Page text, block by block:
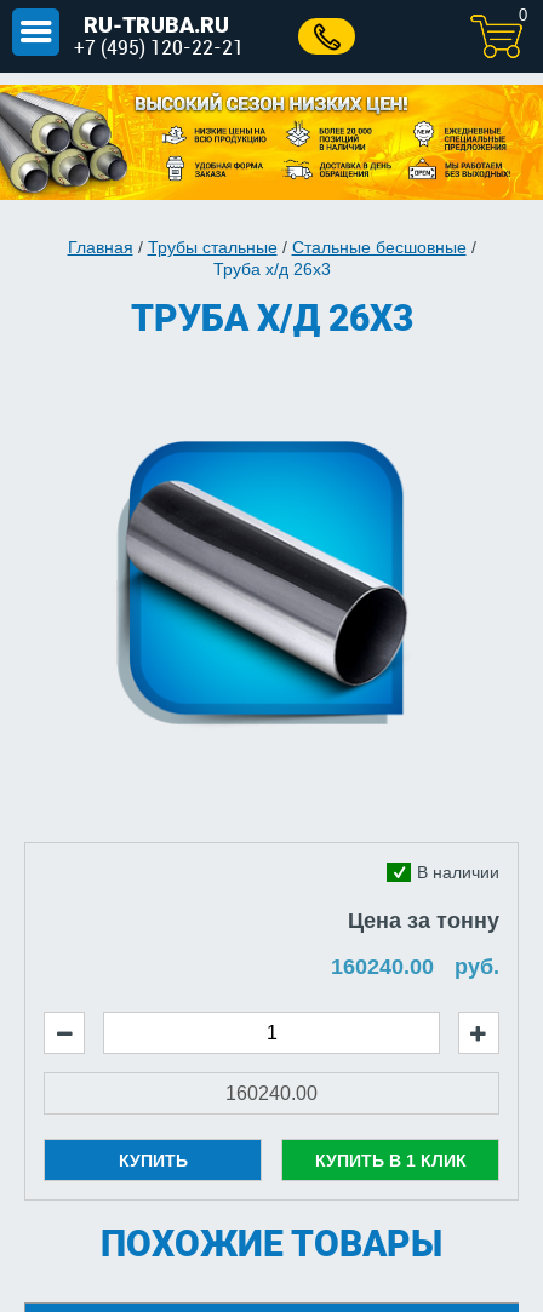
RU-TRUBA.RU
+7 (495) 120-22-21
0
Главная / Трубы стальные/ Стальные бесшовные/
Труба х/д 26x3
ТРУБА Х/Д 26X3
В наличии
Цена за тонну
руб.
КУПИТЬ КУПИТЬ В 1 КЛИК
ПОХОЖИЕ ТОВАРЫ